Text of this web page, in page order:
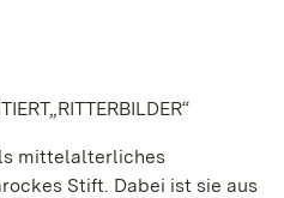
mittelalterliches
Stift. Dabei ist sie aus